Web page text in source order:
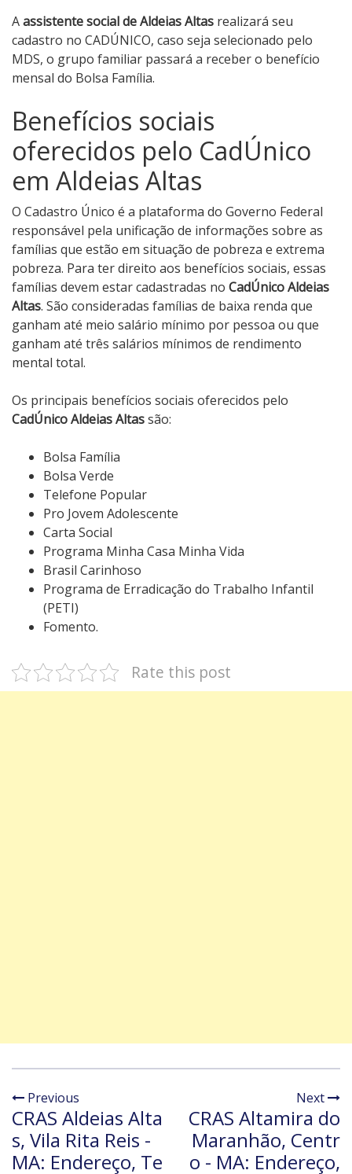
Aassistente social de Aldeias Altas realizará seu
cadastro no CADÚNICO, caso seja selecionado pelo
MDS, o grupo familiar passará a receber o benefício
mensal do Bolsa Família.
Benefícios sociais
oferecidos pelo CadÚnico
em Aldeias Altas
O Cadastro Único é a plataforma do Governo Federal
responsável pela unificação de informações sobre as
famílias que estão em situação de pobreza e extrema
pobreza. Para ter direito aos benefícios sociais, essas
famílias devem estar cadastradas no CadÚnico Aldeias
Altas. São consideradas famílias de baixa renda que
ganham até meio salário mínimo por pessoa ou que
ganham até três salários mínimos de rendimento
mental total.
Os principais benefícios sociais oferecidos pelo
CadÚnico Aldeias Altassão:
Bolsa Família
Bolsa Verde
Telefone Popular
Pro Jovem Adolescente
Carta Social
Programa Minha Casa Minha Vida
Brasil Carinhoso
Programa de Erradicação do Trabalho Infantil
(PETI)
Fomento.
Rate this post
Previous
CRAS Aldeias Alta
s, Vila Rita Reis -
MA: Endereço, Te
Next
CRAS Altamira do
Maranhão, Centr
o - MA: Endereço,